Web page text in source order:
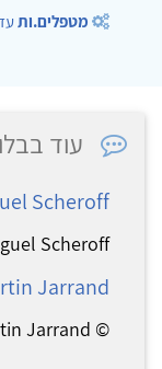
מטפלים.ות
עוד
Scheroff
Scheroff ©
Jarrand
© Martin Jarrand